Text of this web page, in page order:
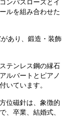
ンパスローズとイ
ルを組み合わせた
あり、鍛造・装飾
テンレス鋼の縁石
ルバートとピアノ
いています。
位磁針は、象徴的
、卒業、結婚式、